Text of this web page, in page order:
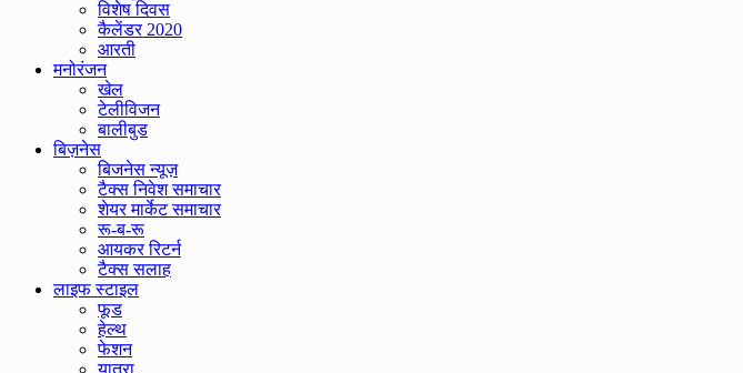
विशेष दिवस
कैलेंडर 2020
आरती
मनोरंजन
खेल
टेलीविजन
बालीबुड
बिज़नेस
बिजनेस न्यूज़
टैक्स निवेश समाचार
शेयर मार्केट समाचार
रू-ब-रू
आयकर रिटर्न
टैक्स सलाह
लाइफ स्टाइल
फूड
हेल्थ
फेशन
यात्रा